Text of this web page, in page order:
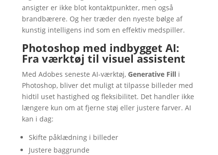
ansigter er ikke blot kontaktpunkter, men også
brandbærere. Og her træder den nyeste bølge af
kunstig intelligens ind som en effektiv medspiller.
Photoshop med indbygget AI:
Fra værktøj til visuel assistent
Med Adobes seneste AI-værktøj, Generative Filli
Photoshop, bliver det muligt at tilpasse billeder med
hidtil uset hastighed og fleksibilitet. Det handler ikke
længere kun om at fjerne støj eller justere farver. AI
kan i dag:
Skifte påklædning i billeder
Justere baggrunde